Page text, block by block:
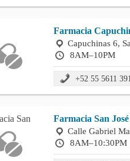
Farmacia
Capuchinas 6,
8AM–10PM
+52 55 5611
Farmacia San José
Calle Gabriel
8AM–10:30PM